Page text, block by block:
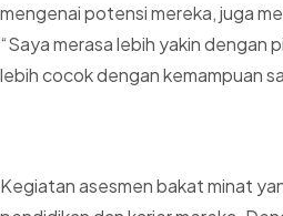
mengenai potensi mereka, juga
“Saya merasa lebih yakin dengan
lebih cocok dengan kemampuan
Kegiatan asesmen bakat minat